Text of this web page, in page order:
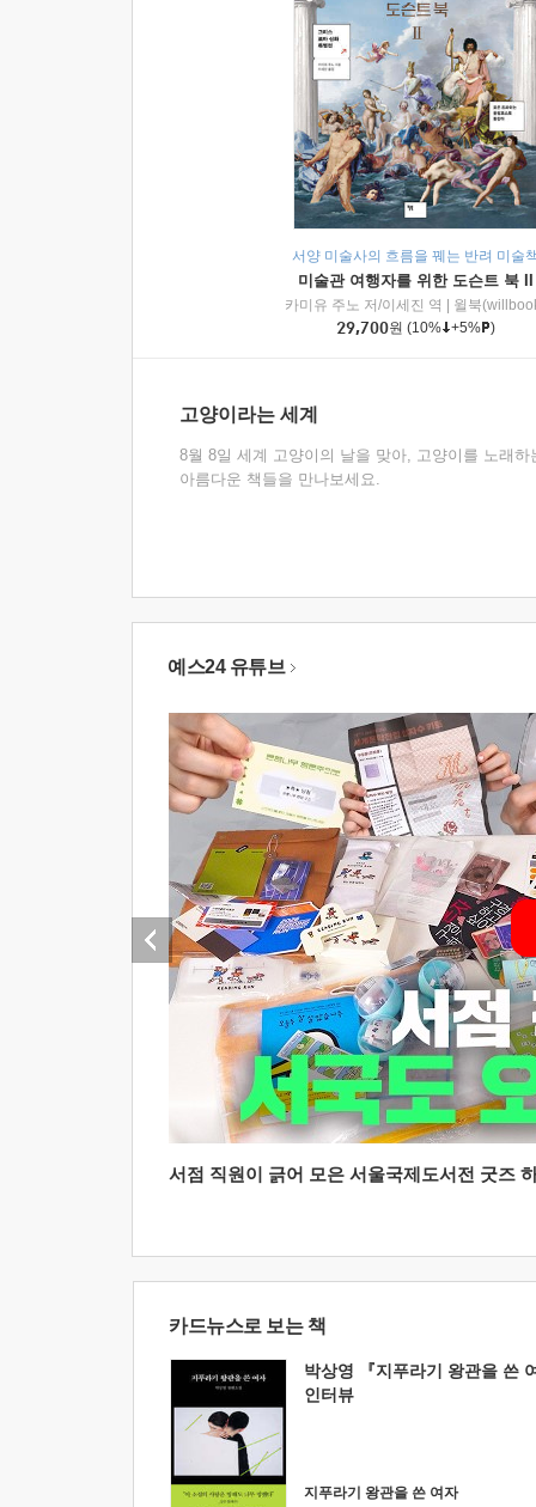
서양 미술사의 흐름을 꿰는 반려 미술
미술관 여행자를 위한 도슨트 북 II
카미유 주노 저/이세진 역
윌북
29,700원 (10% +5% )
고양이라는 세계
8월 8일 세계 고양이의 날을 맞아, 고양이를 노래하
아름다운 책들을 만나보세요.
예스24 유튜브
서점 직원이 긁어 모은 서울국제도서전 굿즈
카드뉴스로 보는 책
박상영 『지푸라기 왕관을 쓴
인터뷰
지푸라기 왕관을 쓴 여자